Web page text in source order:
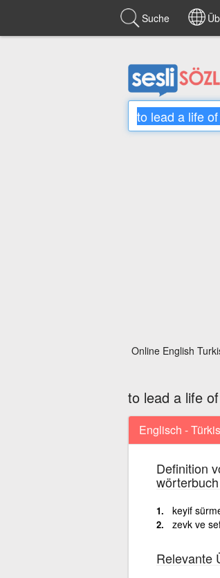
Suche
Online English
to lead a life
Englisch -
Definition
wörterbuch
keyif
zevk ve
Relevante